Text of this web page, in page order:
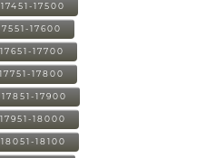
17500
17600
17700
17800
17900
18000
18100